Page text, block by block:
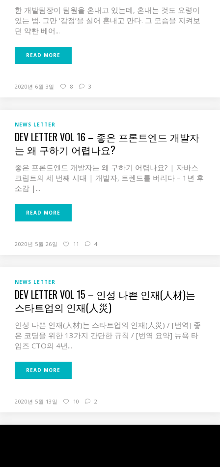
한 개발팀장이 팀원을 혼내고 있는데, 혼내는 것도 요령이
있는 법. 그만 ‘감정’을 실어 혼내고 만다. 그 모습을 지켜보
던 약빤 베어...
READ MORE
2020년 6월 3일 8 3
NEWS LETTER
DEV LETTER VOL 16 – 좋은 프론트엔드 개발자
는 왜 구하기 어렵나요?
좋은 프론트엔드 개발자는 왜 구하기 어렵나요? | 자바스
크립트의 세 번째 시대 | 개발자, 트렌드를 버리다 – 1년 후
소감 |...
READ MORE
2020년 5월 26일 11 4
NEWS LETTER
DEV LETTER VOL 15 – 인성 나쁜 인재(人材)는
스타트업의 인재(人災)
인성 나쁜 인재(人材)는 스타트업의 인재(人災) / [번역] 좋
은 코딩을 위한 13가지 간단한 규칙 / [번역 요약] 뉴욕 타
임즈 CTO의 4년...
READ MORE
2020년 5월 13일 10 2